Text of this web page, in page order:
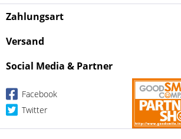
Zahlungsart
Versand
Social Media & Partner
Facebook
Twitter